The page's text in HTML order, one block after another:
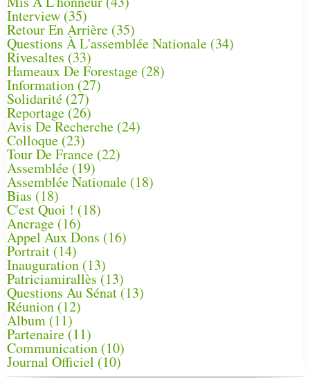
Interview (35)
Retour En Arrière (35)
Questions À L'assemblée Nationale (34)
Rivesaltes (33)
Hameaux De Forestage (28)
Information (27)
Solidarité (27)
Reportage(26)
Avis De Recherche (24)
Colloque (23)
Tour De France (22)
Assemblée (19)
Assemblée Nationale (18)
Bias (18)
C'est Quoi ! (18)
Ancrage (16)
Appel Aux Dons (16)
Portrait (14)
Inauguration (13)
Patriciamirallès (13)
Questions Au Sénat(13)
Réunion (12)
Album (11)
Partenaire(11)
Communication (10)
Journal Officiel (10)